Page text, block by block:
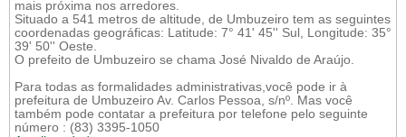
mais próxima nos arredores.
Situado a 541 metros de altitude, de Umbuzeiro tem as seguintes
coordenadas geográficas: Latitude: 7° 41' 45'' Sul, Longitude: 35°
39' 50'' Oeste.
O prefeito de Umbuzeiro se chama José Nivaldo de Araújo.
Para todas as formalidades administrativas,você pode ir à
prefeitura de Umbuzeiro Av. Carlos Pessoa, s/nº. Mas você
também pode contatar a prefeitura por telefone pelo seguinte
número : (83) 3395-1050